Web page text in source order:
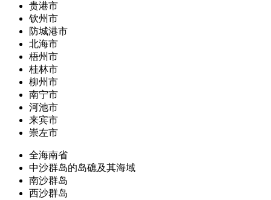
贵港市
钦州市
防城港市
北海市
梧州市
桂林市
柳州市
南宁市
河池市
来宾市
崇左市
全海南省
中沙群岛的岛礁及其海域
南沙群岛
西沙群岛